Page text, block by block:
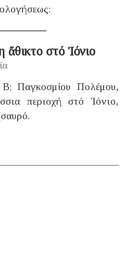
στό Ἰόνιο
Παγκοσμίου Πολέμου,
περιοχή στό Ἰόνιο,